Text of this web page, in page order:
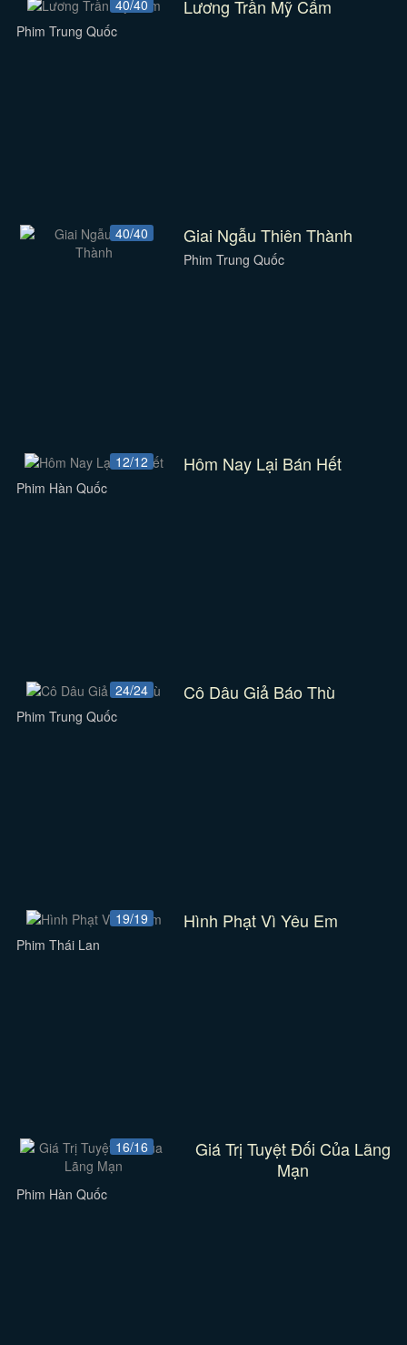
40/40 Lương Trần Mỹ Cẩm
Phim Trung Quốc
40/40 Giai Ngẫu Thiên Thành
Phim Trung Quốc
12/12 Hôm Nay Lại Bán Hết
Phim Hàn Quốc
24/24 Cô Dâu Giả Báo Thù
Phim Trung Quốc
19/19 Hình Phạt Vì Yêu Em
Phim Thái Lan
16/16
Giá Trị Tuyệt Đối Của Lãng
Mạn
Phim Hàn Quốc